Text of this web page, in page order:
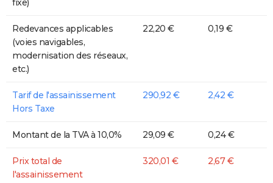
fixe)
Redevances applicables
(voies navigables,
modernisation des réseaux,
etc.)
22,20 € 0,19 €
Tarif de l'assainissement
Hors Taxe
290,92 € 2,42 €
Montant de la TVA à 10,0% 29,09 € 0,24 €
Prix total de
l'assainissement
320,01 € 2,67 €